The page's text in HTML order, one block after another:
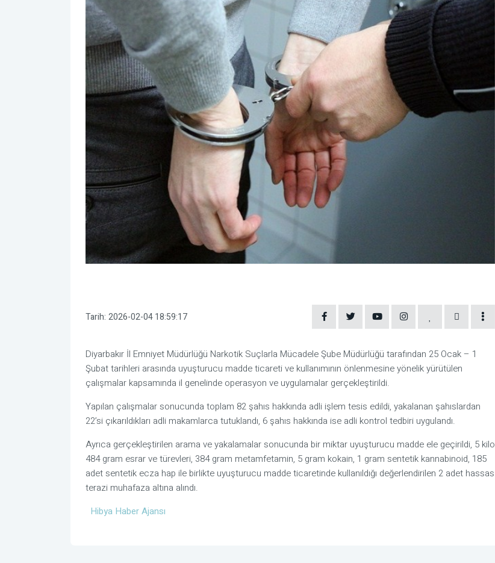
Tarih: 2026-02-04 18:59:17
Diyarbakır İl Emniyet Müdürlüğü Narkotik Suçlarla Mücadele Şube Müdürlüğü tarafından 25 Ocak – 1
Şubat tarihleri arasında uyuşturucu madde ticareti ve kullanımının önlenmesine yönelik yürütülen
çalışmalar kapsamında il genelinde operasyon ve uygulamalar gerçekleştirildi.
Yapılan çalışmalar sonucunda toplam 82 şahıs hakkında adli işlem tesis edildi, yakalanan şahıslardan
22’si çıkarıldıkları adli makamlarca tutuklandı, 6 şahıs hakkında ise adli kontrol tedbiri uygulandı.
Ayrıca gerçekleştirilen arama ve yakalamalar sonucunda bir miktar uyuşturucu madde ele geçirildi, 5 kilo
484 gram esrar ve türevleri, 384 gram metamfetamin, 5 gram kokain, 1 gram sentetik kannabinoid, 185
adet sentetik ecza hap ile birlikte uyuşturucu madde ticaretinde kullanıldığı değerlendirilen 2 adet hassas
terazi muhafaza altına alındı.
Hibya Haber Ajansı